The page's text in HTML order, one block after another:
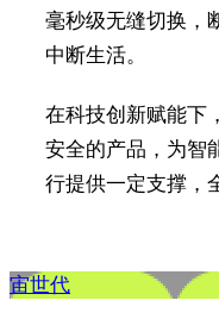
毫秒级无缝切换，
中断生活。
在科技创新赋能下
安全的产品，为智
行提供一定支撑，
宙世代